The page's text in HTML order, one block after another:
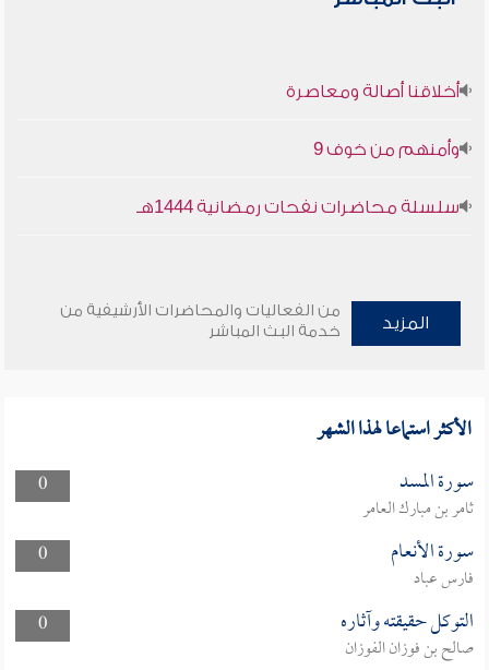
أخلاقنا أصالة ومعاصرة
وأمنهم من خوف 9
سلسلة محاضرات نفحات رمضانية 1444هـ
المزيد
من الفعاليات والمحاضرات الأرشيفية من
خدمة البث المباشر
الأكثر استماعا لهذا الشهر
0 سورة المسد
ثامر بن مبارك العامر
0
سورة الأنعام
فارس عباد
0
التوكل حقيقته وآثاره
صالح بن فوزان الفوزان